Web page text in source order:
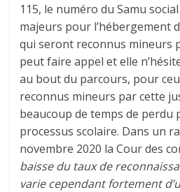
115, le numéro du Samu
majeurs pour l’hébergement
qui seront reconnus mineurs
peut faire appel et elle
au bout du parcours, pour
reconnus mineurs par cette
beaucoup de temps de perdu
processus scolaire. Dans un
novembre 2020 la Cour des
baisse du taux de
varie cependant fortement